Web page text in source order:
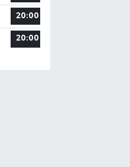
20:00
20:00